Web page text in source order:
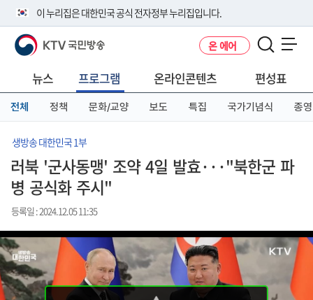
이 누리집은 대한민국 공식 전자정부 누리집입니다.
공식 누리집 주소 확인하기
니다.
이밖에 or.kr 또는 .kr등 다른 도메인 주소를 사용하고 있다면 아래 URL에
서 도메인 주소를 확인해 보세요
KTV 국민방송 온 에어
뉴스 프로그램 온라인콘텐츠 편성표
전체 정책 문화/교양 보도 특집 국가기념식 종영
생방송 대한민국 1부
러북 '군사동맹' 조약 4일 발효···"북한군 파
병 공식화 주시"
등록일 : 2024.12.05 11:35